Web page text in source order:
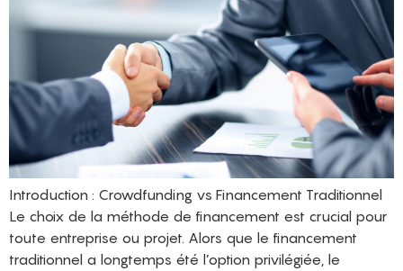
Introduction : Crowdfunding vs Financement Traditionnel
Le choix de la méthode de financement est crucial pour
toute entreprise ou projet. Alors que le financement
traditionnel a longtemps été l’option privilégiée, le